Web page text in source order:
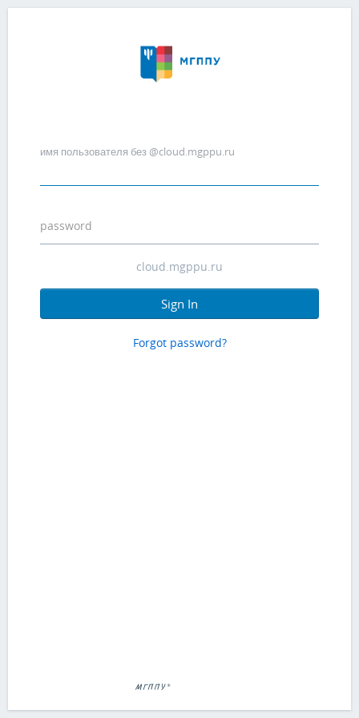
имя пользователя без @cloud.mgppu.ru
password
Sign In
Forgot password?